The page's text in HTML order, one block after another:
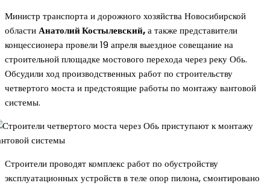
Министр транспорта и дорожного хозяйства Новосибирской
областиАнатолий Костылевский,а также представители
концессионера провели 19 апреля выездное совещание на
строительной площадке мостового перехода через реку Обь.
Обсудили ход производственных работ по строительству
четвертого моста и предстоящие работы по монтажу вантовой
системы.
Строители проводят комплекс работ по обустройству
эксплуатационных устройств в теле опор пилона, смонтировано